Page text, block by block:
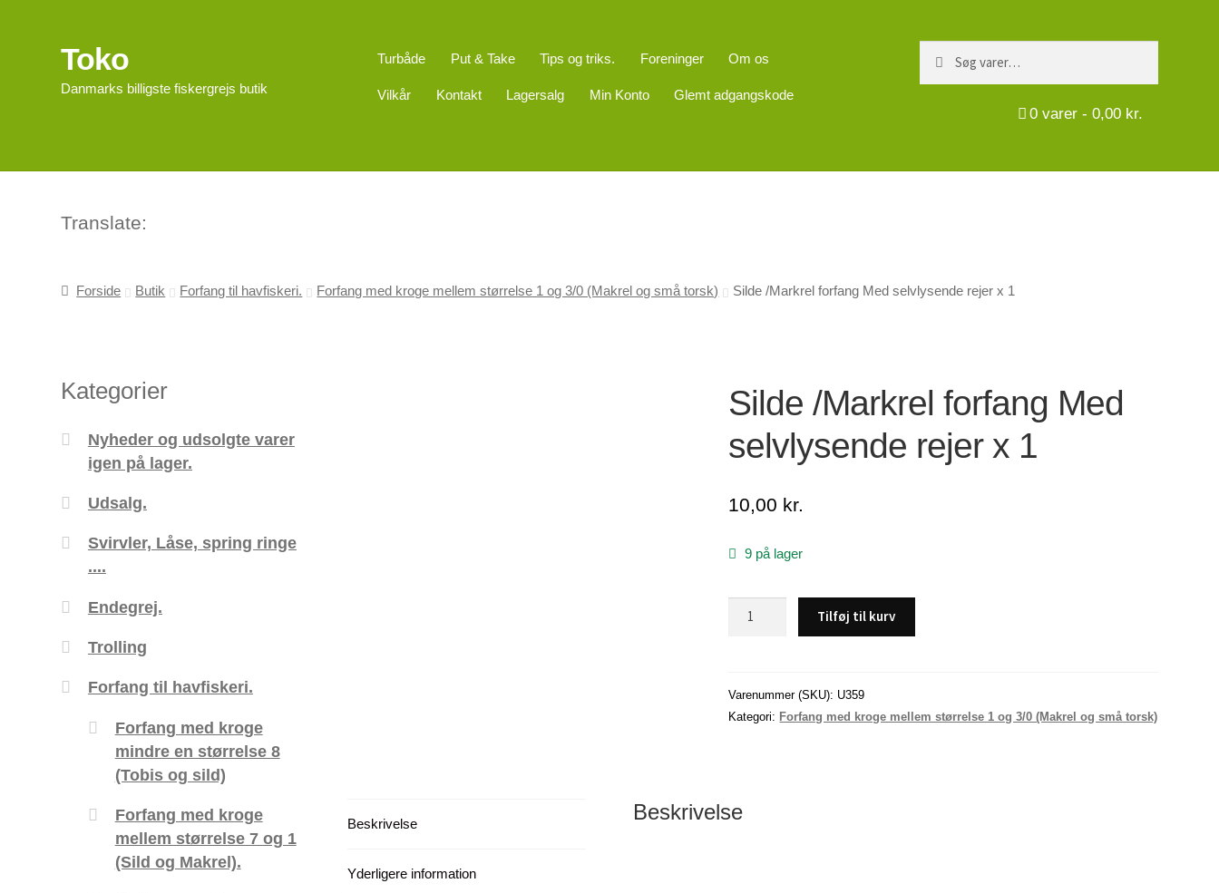
Spring
til
navigation
Spring
til
indhold
Toko
Danmarks billigste fiskergrejs butik
Turbåde Put & Take Tips og triks. Foreninger Om os
Vilkår Kontakt Lagersalg Min Konto Glemt adgangskode
0varer - 0,00 kr.
Translate:
Forside Butik Forfang til havfiskeri. Forfang med kroge mellem størrelse 1 og 3/0 (Makrel og små torsk) Silde /Markrel forfang Med selvlysende rejer x 1
Silde /Markrel forfang Med
selvlysende rejer x 1
10,00 kr.
9 på lager
selvlysende
rejer
Tilføj til kurv
Varenummer (SKU): U359
Kategori: Forfang med kroge mellem størrelse 1 og 3/0 (Makrel og små torsk)
Beskrivelse
Yderligere information
Beskrivelse
Kategorier
Nyheder og udsolgte varer
igen på lager.
Udsalg.
Svirvler, Låse, spring ringe
....
Endegrej.
Trolling
Forfang til havfiskeri.
Forfang med kroge
mindre en størrelse 8
(Tobis og sild)
Forfang med kroge
mellem størrelse 7 og 1
(Sild og Makrel).